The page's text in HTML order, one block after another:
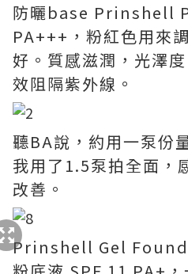
防曬base Prinshell
PA+++，粉紅色用來
好。質感滋潤，光澤
效阻隔紫外線。
聽BA說，約用一泵份
我用了1.5泵拍全面，
改善。
Prinshell Gel